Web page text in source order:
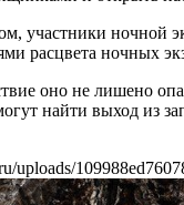
участники ночной
расцвета ночных
оно не лишено
найти выход из
uploads/